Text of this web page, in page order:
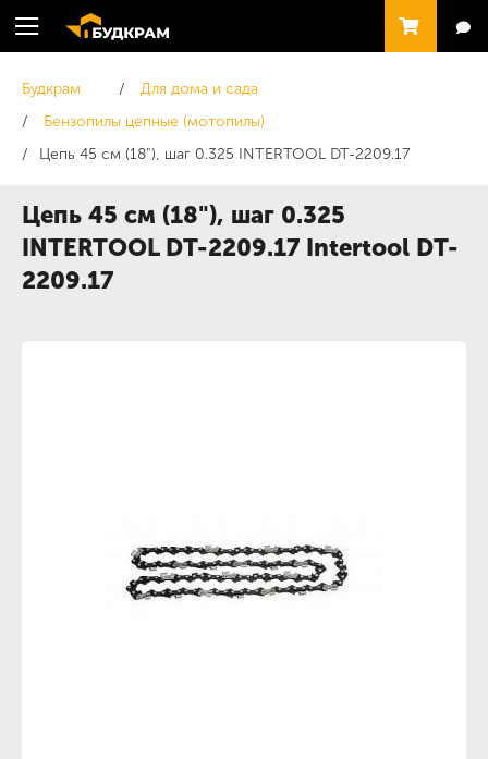
Будкрам
Для дома и сада
Бензопилы цепные (мотопилы)
Цепь 45 см (18"), шаг 0.325 INTERTOOL DT-2209.17
Цепь 45 см (18"), шаг 0.325
INTERTOOL DT-2209.17 Intertool DT-
2209.17